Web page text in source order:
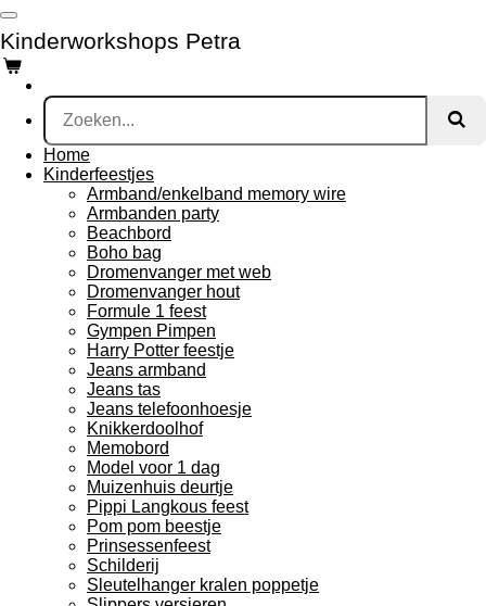
Ga
direct
naar
de
hoofdinhoud
Kinderworkshops Petra
Home
Kinderfeestjes
Armband/enkelband memory wire
Armbanden party
Beachbord
Boho bag
Dromenvanger met web
Dromenvanger hout
Formule 1 feest
Gympen Pimpen
Harry Potter feestje
Jeans armband
Jeans tas
Jeans telefoonhoesje
Knikkerdoolhof
Memobord
Model voor 1 dag
Muizenhuis deurtje
Pippi Langkous feest
Pom pom beestje
Prinsessenfeest
Schilderij
Sleutelhanger kralen poppetje